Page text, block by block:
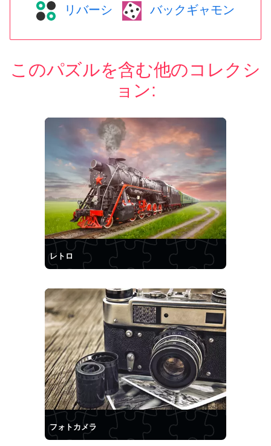
リバーシ バックギャモン
このパズルを含む他のコレクシ
ョン:
レトロ
フォトカメラ